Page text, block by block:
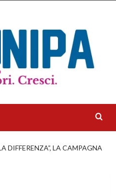
DIFFERENZA”, LA CAMPAGNA